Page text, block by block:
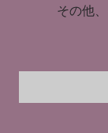
その他